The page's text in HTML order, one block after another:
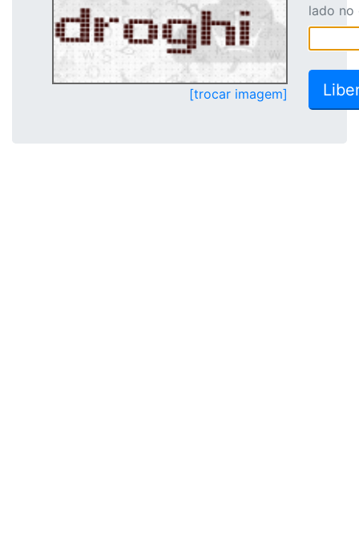
[trocar imagem]
lado no